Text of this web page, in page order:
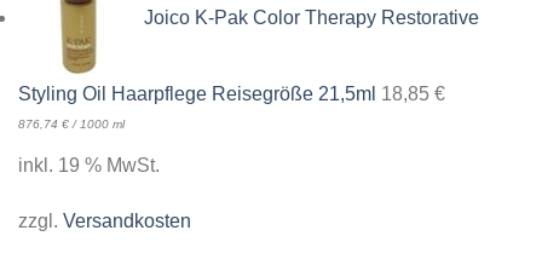
Joico K-Pak Color Therapy Restorative
Styling Oil Haarpflege Reisegröße 21,5ml 18,85 €
876,74 €/1000 ml
inkl. 19 % MwSt.
zzgl. Versandkosten